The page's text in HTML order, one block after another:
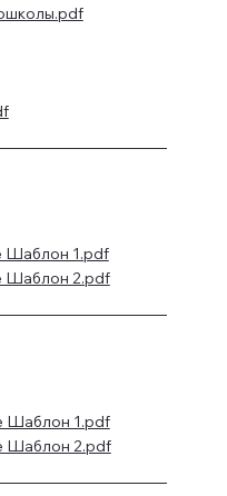
Шаблон 1.pdf
Шаблон 2.pdf
Шаблон 1.pdf
Шаблон 2.pdf